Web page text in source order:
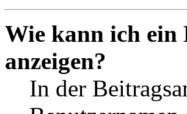
Wie kann ich ein
anzeigen?
In der